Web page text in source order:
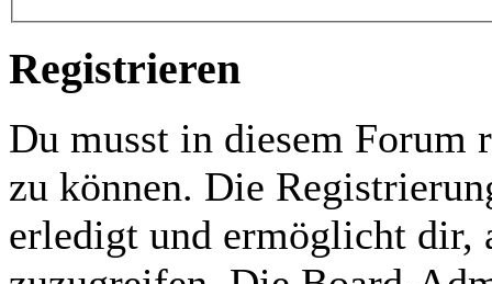
Registrieren
Du musst in diesem Forum
zu können. Die
erledigt und ermöglicht dir,